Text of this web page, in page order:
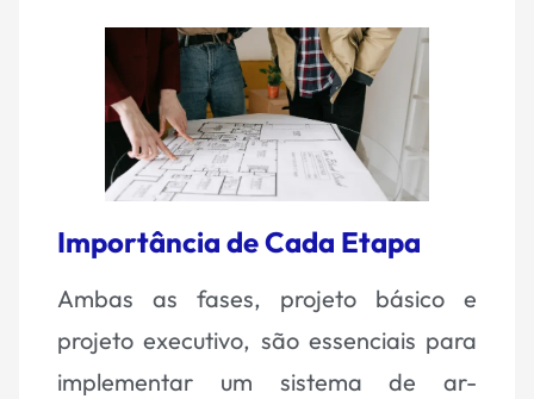
Importância de Cada Etapa
Ambas as fases, projeto básico e
projeto executivo, são essenciais para
implementar um sistema de ar-